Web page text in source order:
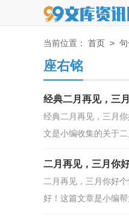
当前位置： 首页 >
座右铭
经典二月再见，三
经典二月再见，三月
文是小编收集的关于
二月再见，三月你
二月再见，三月你好
好！这篇文章是小编